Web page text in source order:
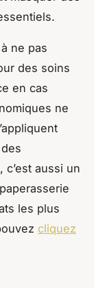
ne pas
des soins
en cas
ne
aussi un
les plus
cliquez